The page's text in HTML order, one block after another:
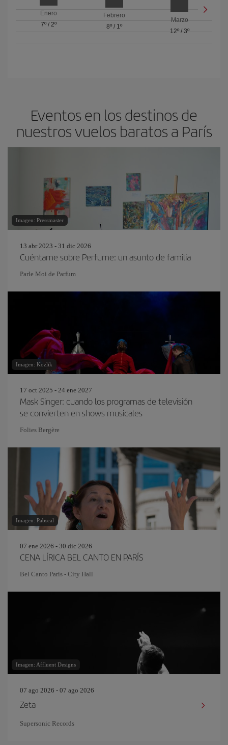
Enero
7º/ 2º
Febrero
8º/ 1º
Marzo
12º/ 3º
Eventos en los destinos de
nuestros vuelos baratos a París
Imagen: Pressmaster
13 abr 2023 - 31 dic 2026
Cuéntame sobre Perfume: un asunto de familia
Parle Moi de Parfum
Imagen: Kozlik
17 oct 2025 - 24 ene 2027
Mask Singer: cuando los programas de televisión
se convierten en shows musicales
Folies Bergère
Imagen: Pabscal
07 ene 2026 - 30 dic 2026
CENA LÍRICA BEL CANTO EN PARÍS
Bel Canto Paris - City Hall
Imagen: Affluent Designs
07 ago 2026 - 07 ago 2026
Zeta
Supersonic Records